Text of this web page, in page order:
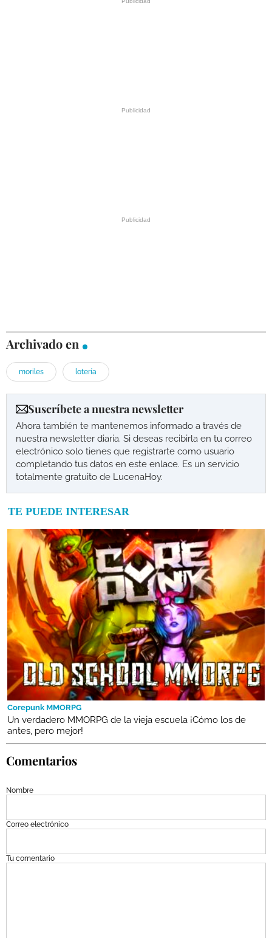
Archivado en
moriles lotería
Suscríbete a nuestra newsletter
Ahora también te mantenemos informado a través de
nuestra newsletter diaria. Si deseas recibirla en tu correo
electrónico solo tienes que registrarte como usuario
completando tus datos en este enlace. Es un servicio
totalmente gratuito de LucenaHoy.
TE PUEDE INTERESAR
Corepunk MMORPG
Un verdadero MMORPG de la vieja escuela ¡Cómo los de
antes, pero mejor!
Comentarios
Nombre
Correo electrónico
Tu comentario